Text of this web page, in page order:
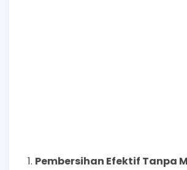
Pembersihan Efektif Tanpa